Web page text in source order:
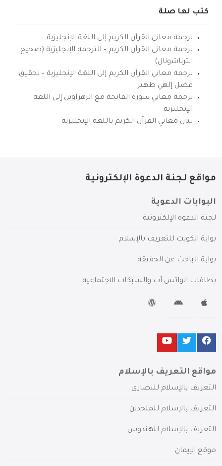
كتب لها صلة
ترجمة معاني القرآن الكريم إلى اللغة الإنجليزية
ترجمة معاني القرآن الكريم – الترجمة الإنجليزية (صحيح
انترناشونال)
ترجمة معاني القرآن الكريم إلى اللغة الإنجليزية – تحقيق
فضل إلهي ظهير
ترجمة معاني سورة الفاتحة مع الزهراوين إلى اللغة
الإنجليزية
بيان معاني القرآن الكريم باللغة الإنجليزية
مواقع لجنة الدعوة الإلكترونية
البوابات الدعوية
لجنة الدعوة الإلكترونية
بوابة الكويت للتعريف بالإسلام
بوابة الباحث عن الحقيقة
بطاقات الواتس آب والشبكات الاجتماعية
مواقع التعريف بالإسلام
التعريف بالإسلام للنصارى
التعريف بالإسلام للملحدين
التعريف بالإسلام للهندوس
موقع الإيمان